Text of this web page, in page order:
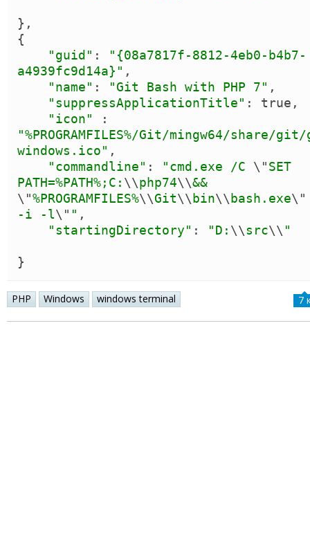
}
{
"guid " : " {08a7817f-8812-4eb0-b4b7-
a4939fc9d14a} " ,
"name" : "Git Bash with PHP 7" ,
"suppressApplicationTitle" : true ,
"icon"
"%PROGRAMFILES%/Git/mingw64/share/
windows.ico" ,
"commandline" : "cmd.exe /C \"SET
PATH=%PATH%;C: \\php74\\
\"%PROGRAMFILES%\\Git\\ bin\\ bash.exe\"
-i -l\" " ,
"startingDirectory" : "D: \\src\\ "
}
PHP Windows windows terminal 7